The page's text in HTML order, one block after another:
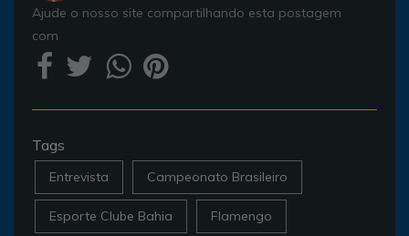
Ajude o nosso site compartilhando esta postagem
com
Tags
Entrevista Campeonato Brasileiro
Esporte Clube Bahia Flamengo